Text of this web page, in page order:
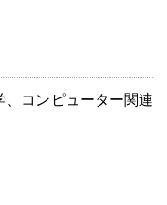
、コンピューター関連